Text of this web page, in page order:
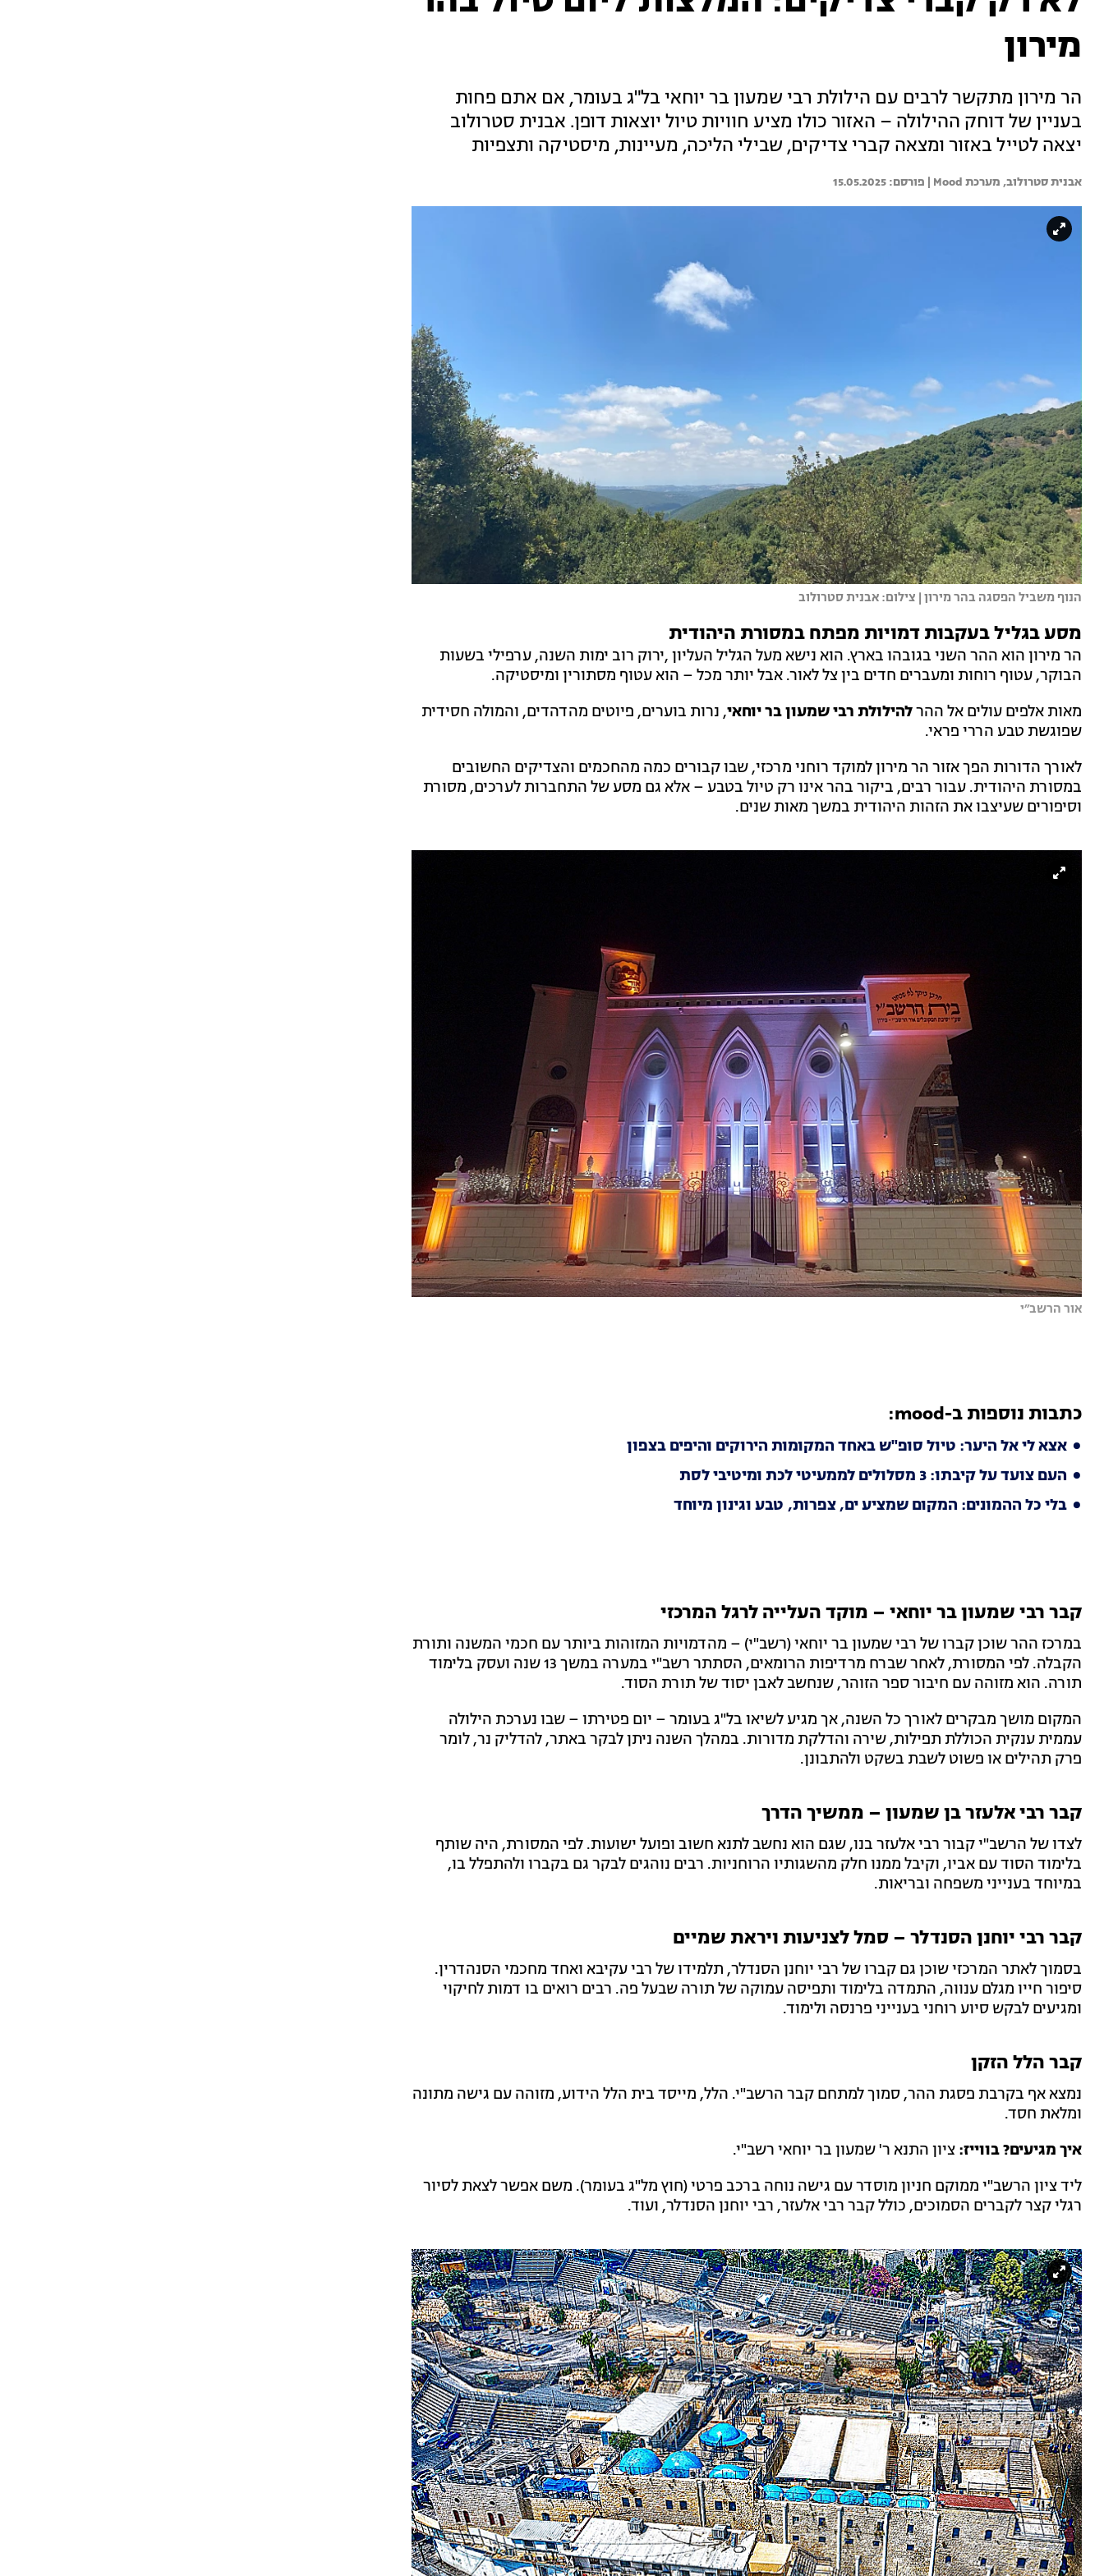
מירון
הר מירון מתקשר לרבים עם הילולת רבי שמעון בר יוחאי בל"ג בעומר, אם אתם פחות
בעניין של דוחק ההילולה – האזור כולו מציע חוויות טיול יוצאות דופן. אבנית סטרולוב
יצאה לטייל באזור ומצאה קברי צדיקים, שבילי הליכה, מעיינות, מיסטיקה ותצפיות
אבנית סטרולוב, מערכת Mood | 15.05.2025
הנוף משביל הפסגה בהר מירון | צילום: אבנית סטרולוב
מסע בגליל בעקבות דמויות מפתח במסורת היהודית
הר מירון הוא ההר השני בגובהו בארץ. הוא נישא מעל הגליל העליון ,ירוק רוב ימות השנה, ערפילי בשעות
הבוקר, עטוף רוחות ומעברים חדים בין צל לאור. אבל יותר מכל – הוא עטוף מסתורין ומיסטיקה.
מאות אלפים עולים אל ההרלהילולת רבי שמעון בר יוחאי, נרות בוערים, פיוטים מהדהדים, והמולה חסידית
שפוגשת טבע הררי פראי.
לאורך הדורות הפך אזור הר מירון למוקד רוחני מרכזי, שבו קבורים כמה מהחכמים והצדיקים החשובים
במסורת היהודית. עבור רבים, ביקור בהר אינו רק טיול בטבע – אלא גם מסע של התחברות לערכים, מסורת
וסיפורים שעיצבו את הזהות היהודית במשך מאות שנים.
אור הרשב״י
כתבות נוספות ב-mood:
אצא לי אל היער: טיול סופ"ש באחד המקומות הירוקים והיפים בצפון
העם צועד על קיבתו: 3 מסלולים לממעיטי לכת ומיטיבי לסת
בלי כל ההמונים: המקום שמציע ים, צפרות, טבע וגינון מיוחד
קבר רבי שמעון בר יוחאי – מוקד העלייה לרגל המרכזי
במרכז ההר שוכן קברו של רבי שמעון בר יוחאי (רשב"י) – מהדמויות המזוהות ביותר עם חכמי המשנה ותורת
הקבלה. לפי המסורת, לאחר שברח מרדיפות הרומאים, הסתתר רשב"י במערה במשך 13 שנה ועסק בלימוד
תורה. הוא מזוהה עם חיבור ספר הזוהר, שנחשב לאבן יסוד של תורת הסוד.
המקום מושך מבקרים לאורך כל השנה, אך מגיע לשיאו בל"ג בעומר – יום פטירתו – שבו נערכת הילולה
עממית ענקית הכוללת תפילות, שירה והדלקת מדורות. במהלך השנה ניתן לבקר באתר, להדליק נר, לומר
פרק תהילים או פשוט לשבת בשקט ולהתבונן.
קבר רבי אלעזר בן שמעון – ממשיך הדרך
לצדו של הרשב"י קבור רבי אלעזר בנו, שגם הוא נחשב לתנא חשוב ופועל ישועות. לפי המסורת, היה שותף
בלימוד הסוד עם אביו, וקיבל ממנו חלק מהשגותיו הרוחניות. רבים נוהגים לבקר גם בקברו ולהתפלל בו,
במיוחד בענייני משפחה ובריאות.
קבר רבי יוחנן הסנדלר – סמל לצניעות ויראת שמיים
בסמוך לאתר המרכזי שוכן גם קברו של רבי יוחנן הסנדלר, תלמידו של רבי עקיבא ואחד מחכמי הסנהדרין.
סיפור חייו מגלם ענווה, התמדה בלימוד ותפיסה עמוקה של תורה שבעל פה. רבים רואים בו דמות לחיקוי
ומגיעים לבקש סיוע רוחני בענייני פרנסה ולימוד.
קבר הלל הזקן
נמצא אף בקרבת פסגת ההר, סמוך למתחם קבר הרשב"י. הלל, מייסד בית הלל הידוע, מזוהה עם גישה מתונה
ומלאת חסד.
איך מגיעים? בווייז: ציון התנא ר' שמעון בר יוחאי רשב"י.
ליד ציון הרשב"י ממוקם חניון מוסדר עם גישה נוחה ברכב פרטי (חוץ מל"ג בעומר). משם אפשר לצאת לסיור
רגלי קצר לקברים הסמוכים, כולל קבר רבי אלעזר, רבי יוחנן הסנדלר, ועוד.